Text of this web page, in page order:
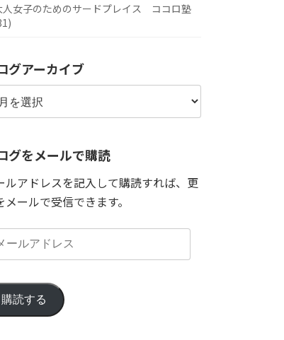
人女子のためのサードプレイス ココロ塾
グアーカイブ
グをメールで購読
ルアドレスを記入して購読すれば、更
メールで受信できます。
購読する